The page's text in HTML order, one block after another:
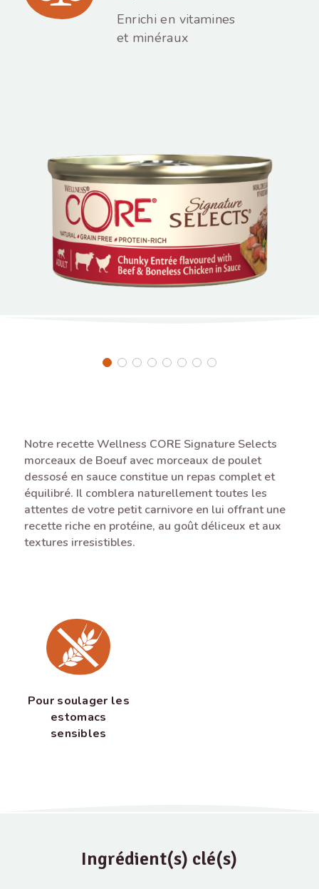
Enrichi en vitamines
et minéraux
Notre recette Wellness CORE Signature Selects
morceaux de Boeuf avec morceaux de poulet
dessosé en sauce constitue un repas complet et
équilibré. Il comblera naturellement toutes les
attentes de votre petit carnivore en lui offrant une
recette riche en protéine, au goût déliceux et aux
textures irresistibles.
Pour soulager les
estomacs
sensibles
Ingrédient(s) clé(s)